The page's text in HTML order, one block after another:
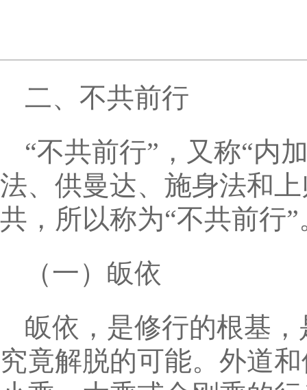
二、不共前行
“不共前行”，又称“内
法、供曼达、施身法和
共，所以称为“不共前行”
（一）皈依
皈依，是修行的根基
究竟解脱的可能。外道